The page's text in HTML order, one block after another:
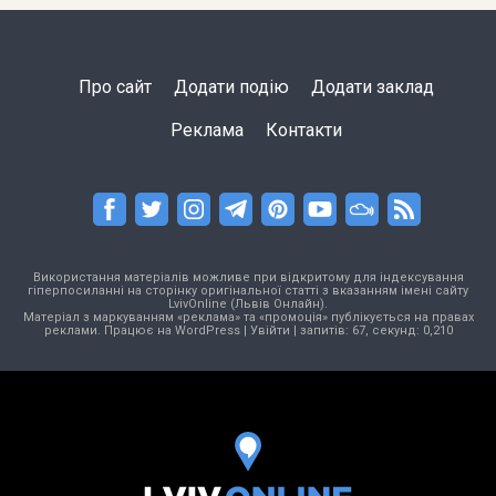
Про сайт Додати подію Додати заклад
Реклама Контакти
Використання матеріалів можливе при відкритому для індексування
гіперпосиланні на сторінку оригінальної статті з вказанням імені сайту
LvivOnline (Львів Онлайн).
Матеріал з маркуванням «реклама» та «промоція» публікується на правах
реклами. Працює на WordPress| Увійти | запитів: 67, секунд: 0,210